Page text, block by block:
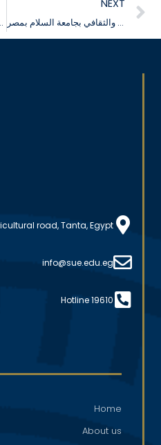
سيف محمد سفوح
NEXT
الصالون الأدبي والثقافي بجامعة السلام بمصر
road, Tanta, Egypt
info@sue.edu.eg
Hotline 19610
Home
About us